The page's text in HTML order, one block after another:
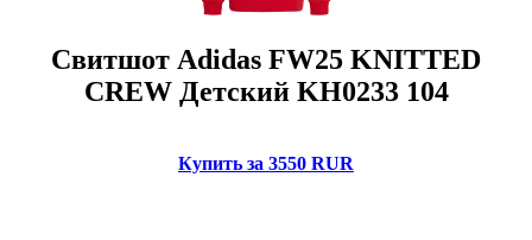
Свитшот Adidas FW25 KNITTED
CREW Детский KH0233 104
Купить за 3550 RUR